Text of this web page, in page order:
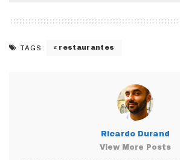
TAGS: restaurantes
Ricardo Durand
View More Posts